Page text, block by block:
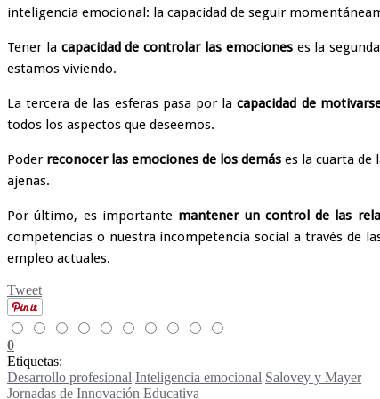
inteligencia emocional: la capacidad de seguir
Tener la capacidad de controlar las emocioneses la
estamos viviendo.
La tercera de las esferas pasa por lacapacidad de
todos los aspectos que deseemos.
Poder reconocer las emociones de los demás es la cuarta de
ajenas.
Por último, es importante mantener un control de las
competencias o nuestra incompetencia social a través de
empleo actuales.
Tweet
0
Etiquetas:
Desarrollo profesional Inteligencia emocional Salovey y Mayer
Jornadas de Innovación Educativa